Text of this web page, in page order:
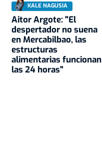
KALE NAGUSIA
Aitor Argote: "El
despertador no suena
en Mercabilbao, las
estructuras
alimentarias funcionan
las 24 horas"